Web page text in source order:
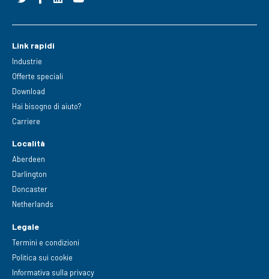
Link rapidi
Industrie
Offerte speciali
Download
Hai bisogno di aiuto?
Carriere
Località
Aberdeen
Darlington
Doncaster
Netherlands
Legale
Termini e condizioni
Politica sui cookie
Informativa sulla privacy